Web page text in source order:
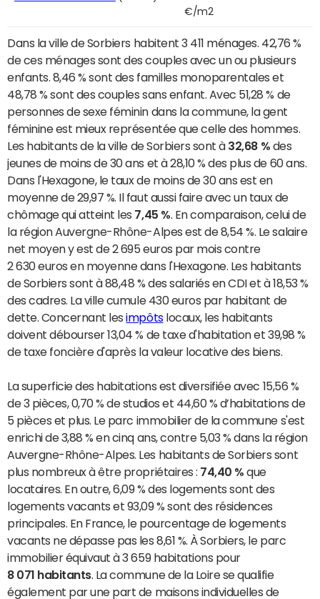
€/m2
Dans la ville de Sorbiers habitent 3 411 ménages. 42,76 %
de ces ménages sont des couples avec un ou plusieurs
enfants. 8,46 % sont des familles monoparentales et
48,78 % sont des couples sans enfant. Avec 51,28 % de
personnes de sexe féminin dans la commune, la gent
féminine est mieux représentée que celle des hommes.
Les habitants de la ville de Sorbiers sont à 32,68 % des
jeunes de moins de 30 ans et à 28,10 % des plus de 60 ans.
Dans l'Hexagone, le taux de moins de 30 ans est en
moyenne de 29,97 %. Il faut aussi faire avec un taux de
chômage qui atteint les 7,45 % . En comparaison, celui de
la région Auvergne-Rhône-Alpes est de 8,54 %. Le salaire
net moyen y est de 2 695 euros par mois contre
2 630 euros en moyenne dans l'Hexagone. Les habitants
de Sorbiers sont à 88,48 % des salariés en CDI et à 18,53 %
des cadres. La ville cumule 430 euros par habitant de
dette. Concernant lesimpôtslocaux, les habitants
doivent débourser 13,04 % de taxe d'habitation et 39,98 %
de taxe foncière d'après la valeur locative des biens.
La superficie des habitations est diversifiée avec 15,56 %
de 3 pièces, 0,70 % de studios et 44,60 % d’habitations de
5 pièces et plus. Le parc immobilier de la commune s'est
enrichi de 3,88 % en cinq ans, contre 5,03 % dans la région
Auvergne-Rhône-Alpes. Les habitants de Sorbiers sont
plus nombreux à être propriétaires : 74,40 % que
locataires. En outre, 6,09 % des logements sont des
logements vacants et 93,09 % sont des résidences
principales. En France, le pourcentage de logements
vacants ne dépasse pas les 8,61 %. À Sorbiers, le parc
immobilier équivaut à 3 659 habitations pour
8 071 habitants. La commune de la Loire se qualifie
également par une part de maisons individuelles de